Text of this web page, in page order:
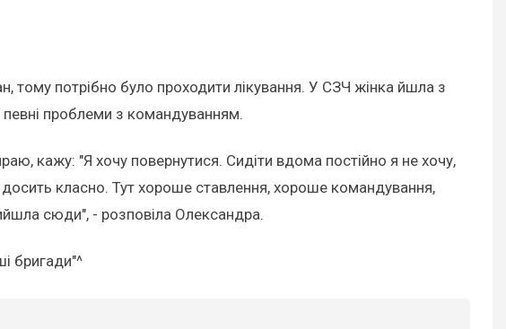
тому потрібно було проходити лікування. У СЗЧ жінка йшла з
проблеми з командуванням.
кажу: "Я хочу повернутися. Сидіти вдома постійно я не хочу,
класно. Тут хороше ставлення, хороше командування,
сюди", - розповіла Олександра.
бригади"^